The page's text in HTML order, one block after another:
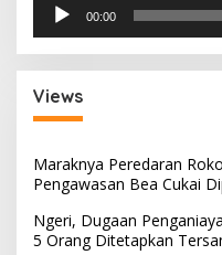
00:00
Views
Maraknya Peredaran
Pengawasan Bea Cukai
Ngeri, Dugaan
5 Orang Ditetapkan